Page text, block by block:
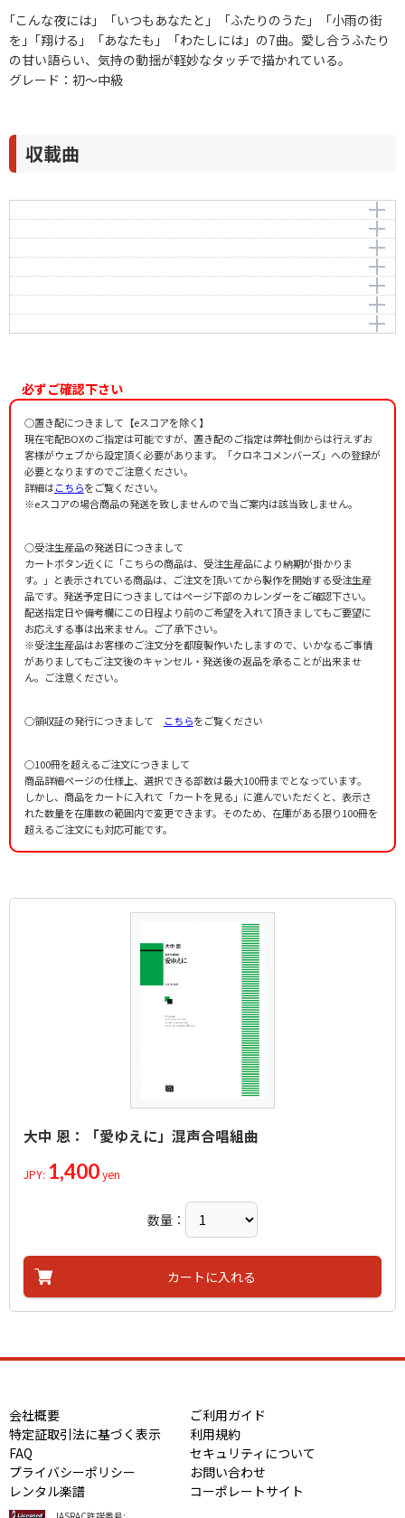
｢こんな夜には」「いつもあなたと」「ふたりのうた」「小雨の街
を｣「翔ける」「あなたも」「わたしには」の7曲。愛し合うふたり
の甘い語らい、気持の動揺が軽妙なタッチで描かれている。
グレード：初～中級
収載曲
こんな夜には
作曲者：大中 恩
OHNAKA,Megumi
作詞者：土田 藍
いつもあなたと
作曲者：大中 恩
OHNAKA,Megumi
作詞者：土田 藍
ふたりのうた
作曲者：大中 恩
OHNAKA,Megumi
作詞者：土田 藍
小雨の街を
作曲者：大中 恩
OHNAKA,Megumi
作詞者：土田 藍
翔ける
作曲者：大中 恩
OHNAKA,Megumi
あなたも
作曲者：大中 恩
わたしには
作詞者：土田 藍
必ずご確認下さい
○置き配につきまして【eスコアを除く】
現在宅配BOXのご指定は可能ですが、置き配のご指定は弊社側からは行えずお
客様がウェブから設定頂く必要があります。「クロネコメンバーズ」への登録が
必要となりますのでご注意ください。
詳細はこちらをご覧ください。
※eスコアの場合商品の発送を致しませんので当ご案内は該当致しません。
○受注生産品の発送日につきまして
カートボタン近くに「こちらの商品は、受注生産品により納期が掛かりま
す。」と表示されている商品は、ご注文を頂いてから製作を開始する受注生産
品です。発送予定日につきましてはページ下部のカレンダーをご確認下さい。
配送指定日や備考欄にこの日程より前のご希望を入れて頂きましてもご要望に
お応えする事は出来ません。ご了承下さい。
※受注生産品はお客様のご注文分を都度製作いたしますので、いかなるご事情
がありましてもご注文後のキャンセル・発送後の返品を承ることが出来ませ
ん。ご注意ください。
○領収証の発行につきまして こちらをご覧ください
○100冊を超えるご注文につきまして
商品詳細ページの仕様上、選択できる部数は最大100冊までとなっています。
しかし、商品をカートに入れて「カートを見る」に進んでいただくと、表示さ
れた数量を在庫数の範囲内で変更できます。そのため、在庫がある限り100冊を
超えるご注文にも対応可能です。
大中 恩：「愛ゆえに」混声合唱組曲
JPY: 1,400yen
数量：
カートに入れる
会社概要
ご利用ガイド
特定証取引法に基づく表示
利用規約
FAQ
セキュリティについて
プライバシーポリシー
お問い合わせ
レンタル楽譜
コーポレートサイト